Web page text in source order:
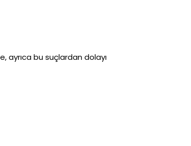
ayrıca bu suçlardan dolayı